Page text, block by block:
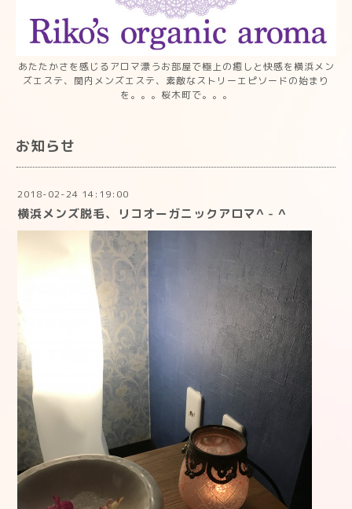
あたたかさを感じるアロマ漂うお部屋で極上の癒しと快感を横浜メン
ズエステ、関内メンズエステ、素敵なストリーエピソードの始まり
を。。。桜木町で。。。
お知らせ
2018-02-24 14:19:00
横浜メンズ脱毛、リコオーガニックアロマ^ - ^